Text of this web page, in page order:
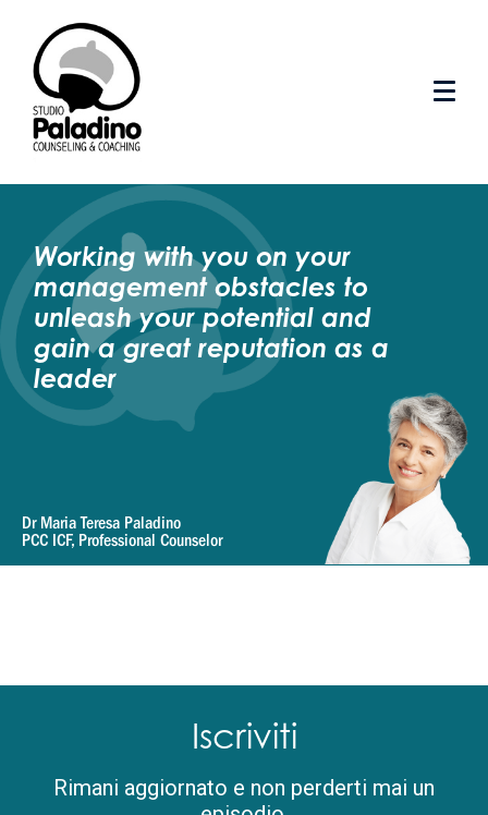
Working with you on your
management obstacles to
unleash your potential and
gain a great reputation as a
leader
Dr Maria Teresa Paladino
PCC ICF, Professional Counselor
Iscriviti
Rimani aggiornato e non perderti mai un